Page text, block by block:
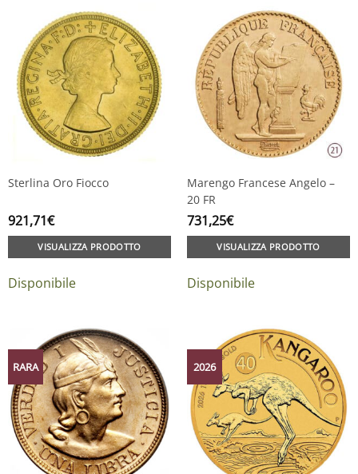
Sterlina Oro Fiocco
921,71€
VISUALIZZA PRODOTTO
Disponibile
Marengo Francese Angelo –
20 FR
731,25€
VISUALIZZA PRODOTTO
Disponibile
RARA 2026